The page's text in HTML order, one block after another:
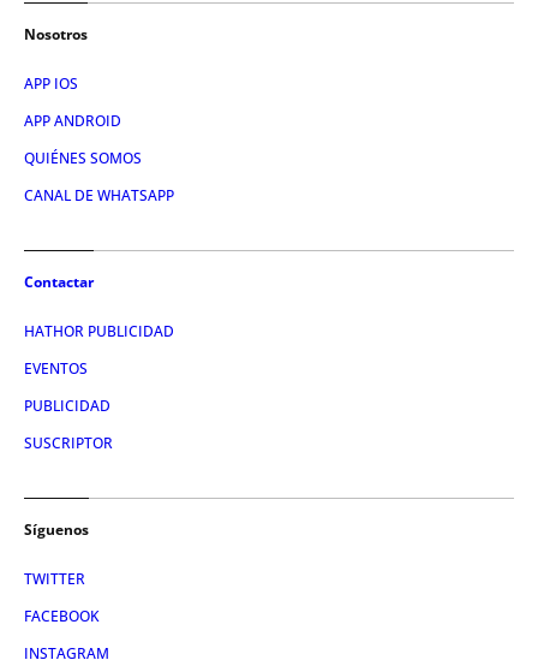
Nosotros
APP IOS
APP ANDROID
QUIÉNES SOMOS
CANAL DE WHATSAPP
Contactar
HATHOR PUBLICIDAD
EVENTOS
PUBLICIDAD
SUSCRIPTOR
Síguenos
TWITTER
FACEBOOK
INSTAGRAM